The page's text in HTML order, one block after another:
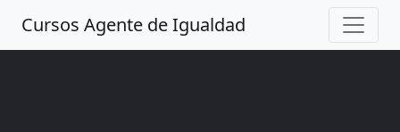
Cursos Agente de Igualdad